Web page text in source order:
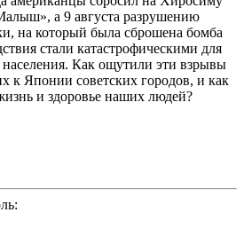
а 9 августа разрушению
на который была сброшена бомба
стали катастрофическими для
населения. Как ощутили эти взрывы
к Японии советских городов, и как
и здоровье наших людей?